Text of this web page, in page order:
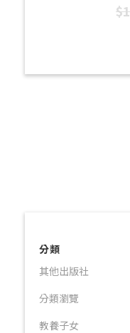
$
分類
其他出版社
分類瀏覽
教養子女